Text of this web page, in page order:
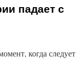
падает с
когда следует